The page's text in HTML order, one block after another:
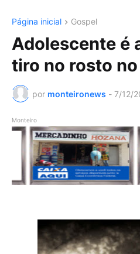
Página inicial Gospel
Adolescente é
tiro no rosto
por monteironews - 7/12/
Monteiro